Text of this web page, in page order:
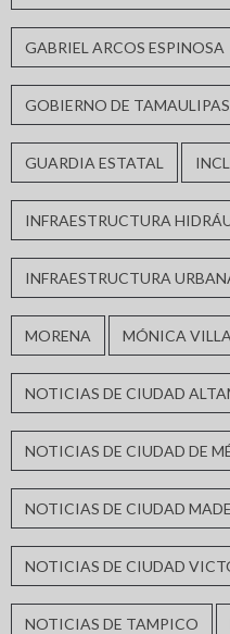
GABRIEL ARCOS ESPINOSA
GOBIERNO DE TAMAULIPAS
GUARDIA ESTATAL
INFRAESTRUCTURA
INFRAESTRUCTURA
MORENA MÓNICA
NOTICIAS DE CIUDAD
NOTICIAS DE CIUDAD DE
NOTICIAS DE CIUDAD
NOTICIAS DE CIUDAD
NOTICIAS DE TAMPICO